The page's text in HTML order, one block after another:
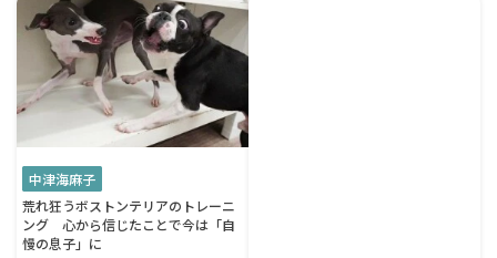
中津海麻子
荒れ狂うボストンテリアのトレーニ
ング 心から信じたことで今は「自
慢の息子」に